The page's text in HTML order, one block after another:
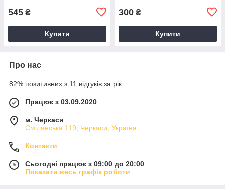
545 ₴
Купити
300 ₴
Купити
Про нас
82% позитивних з 11 відгуків за рік
Працює з 03.09.2020
м. Черкаси
Смілянська 119, Черкаси, Україна
Контакти
Сьогодні працює з 09:00 до 20:00
Показати весь графік роботи